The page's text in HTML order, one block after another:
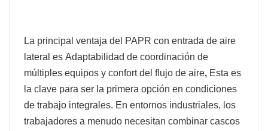
La principal ventaja del PAPR con entrada de aire
lateral es Adaptabilidad de coordinación de
múltiples equipos y confort del flujo de aire, Esta es
la clave para ser la primera opción en condiciones
de trabajo integrales. En entornos industriales, los
trabajadores a menudo necesitan combinar cascos